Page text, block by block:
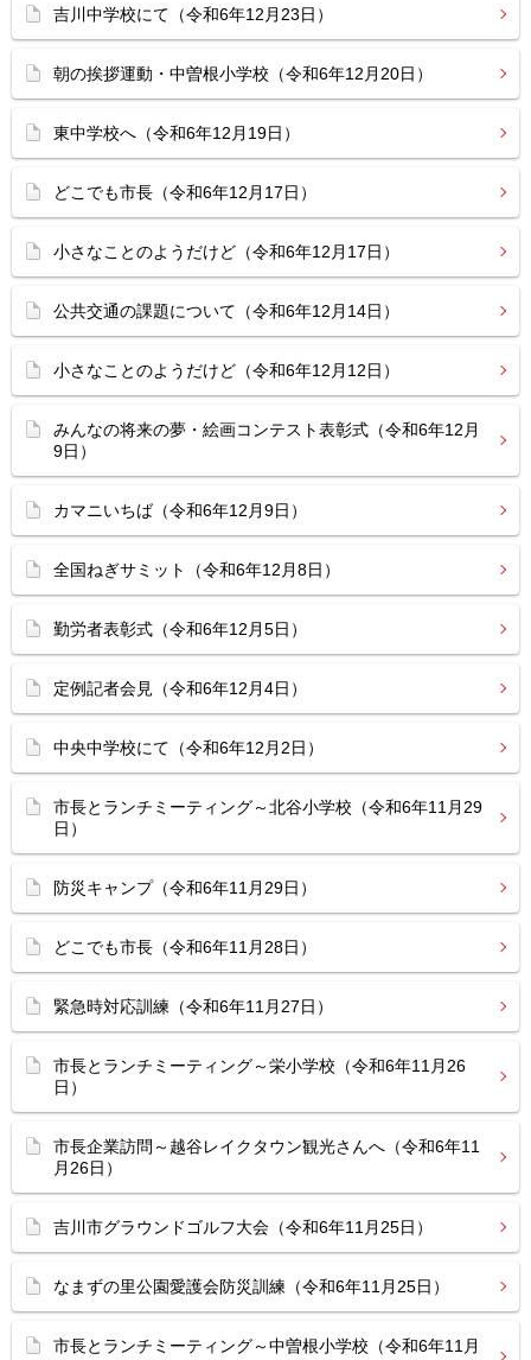
吉川中学校にて（令和6年12月23日）
朝の挨拶運動・中曽根小学校（令和6年12月20日）
東中学校へ（令和6年12月19日）
どこでも市長（令和6年12月17日）
小さなことのようだけど（令和6年12月17日）
公共交通の課題について（令和6年12月14日）
小さなことのようだけど（令和6年12月12日）
みんなの将来の夢・絵画コンテスト表彰式（令和6年12月
9日）
カマニいちば（令和6年12月9日）
全国ねぎサミット（令和6年12月8日）
勤労者表彰式（令和6年12月5日）
定例記者会見（令和6年12月4日）
中央中学校にて（令和6年12月2日）
市長とランチミーティング～北谷小学校（令和6年11月29
日）
防災キャンプ（令和6年11月29日）
どこでも市長（令和6年11月28日）
緊急時対応訓練（令和6年11月27日）
市長とランチミーティング～栄小学校（令和6年11月26
日）
市長企業訪問～越谷レイクタウン観光さんへ（令和6年11
月26日）
吉川市グラウンドゴルフ大会（令和6年11月25日）
なまずの里公園愛護会防災訓練（令和6年11月25日）
市長とランチミーティング～中曽根小学校（令和6年11月